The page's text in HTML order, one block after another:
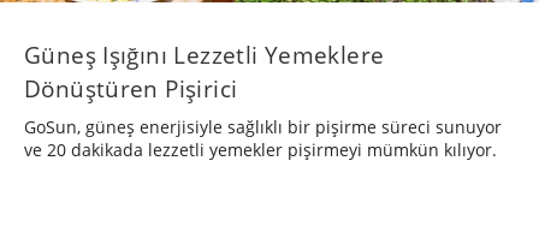
Güneş Işığını Lezzetli Yemeklere
Dönüştüren Pişirici
GoSun, güneş enerjisiyle sağlıklı bir pişirme süreci sunuyor
ve 20 dakikada lezzetli yemekler pişirmeyi mümkün kılıyor.